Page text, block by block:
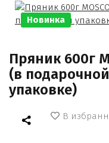
Новинка
Пряник 600г
(в
упаковке)
В